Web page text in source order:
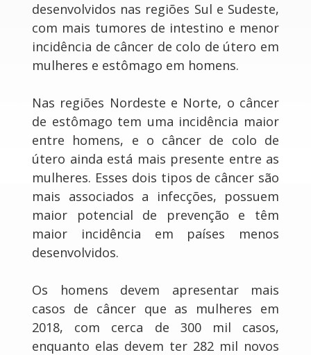
desenvolvidos nas regiões Sul e Sudeste,
com mais tumores de intestino e menor
incidência de câncer de colo de útero em
mulheres e estômago em homens.
Nas regiões Nordeste e Norte, o câncer
de estômago tem uma incidência maior
entre homens, e o câncer de colo de
útero ainda está mais presente entre as
mulheres. Esses dois tipos de câncer são
mais associados a infecções, possuem
maior potencial de prevenção e têm
maior incidência em países menos
desenvolvidos.
Os homens devem apresentar mais
casos de câncer que as mulheres em
2018, com cerca de 300 mil casos,
enquanto elas devem ter 282 mil novos